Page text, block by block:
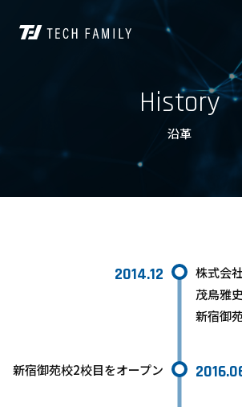
History
沿革
2014.12
株式会
茂鳥雅
新宿御
新宿御苑校2校目をオープン